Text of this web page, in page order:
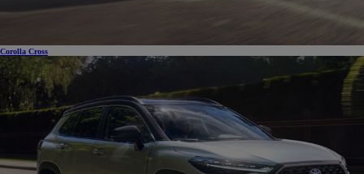
Corolla Cross